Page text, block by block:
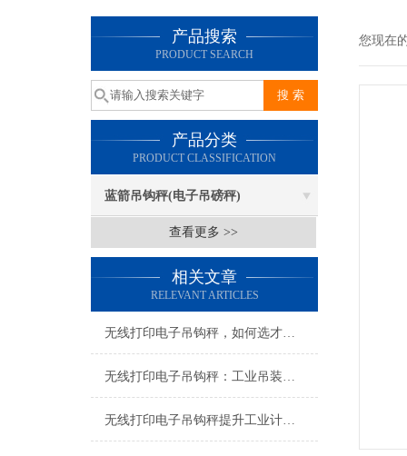
产品搜索
PRODUCT SEARCH
产品分类
PRODUCT CLASSIFICATION
蓝箭吊钩秤(电子吊磅秤)
查看更多 >>
相关文章
RELEVANT ARTICLES
无线打印电子吊钩秤，如何选才对？
无线打印电子吊钩秤：工业吊装领域的高效革新
无线打印电子吊钩秤提升工业计量效率的革新技术
您现在